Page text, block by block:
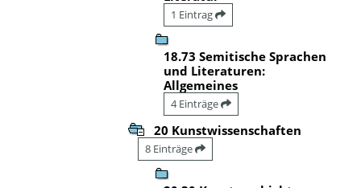
1 Eintrag
18.73 Semitische Sprachen
und Literaturen:
Allgemeines
4 Einträge
20 Kunstwissenschaften
8 Einträge